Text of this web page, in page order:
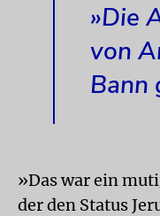
»Die
von
Bann
»Das war ein
der den Status